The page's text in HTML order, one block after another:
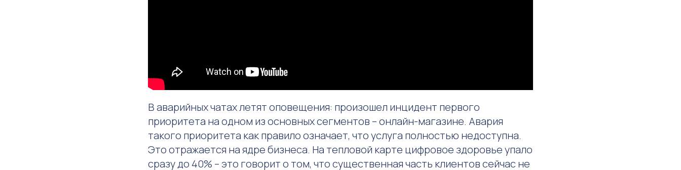
В аварийных чатах летят оповещения: произошел инцидент первого
приоритета на одном из основных сегментов – онлайн-магазине. Авария
такого приоритета как правило означает, что услуга полностью недоступна.
Это отражается на ядре бизнеса. На тепловой карте цифровое здоровье упало
сразу до 40% – это говорит о том, что существенная часть клиентов сейчас не